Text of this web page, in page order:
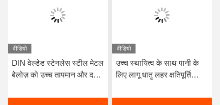
वीडियो
DIN वेल्डेड स्टेनलेस स्टील मेटल
बेलोज़ को उच्च तापमान और दबाव
किया गया है, जो पाइपलाइन की
वीडियो
उच्च स्थायित्व के साथ पानी के
लिए लागू धातु लहर क्षतिपूर्ति